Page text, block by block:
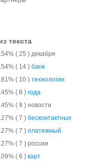
текста
( 25 ) декабря
( 14 ) банк
( 10 ) технологии
( 8 ) года
( 8 ) новости
( 7 ) бесконтактных
( 7 ) платежный
( 7 ) россии
( 6 ) карт